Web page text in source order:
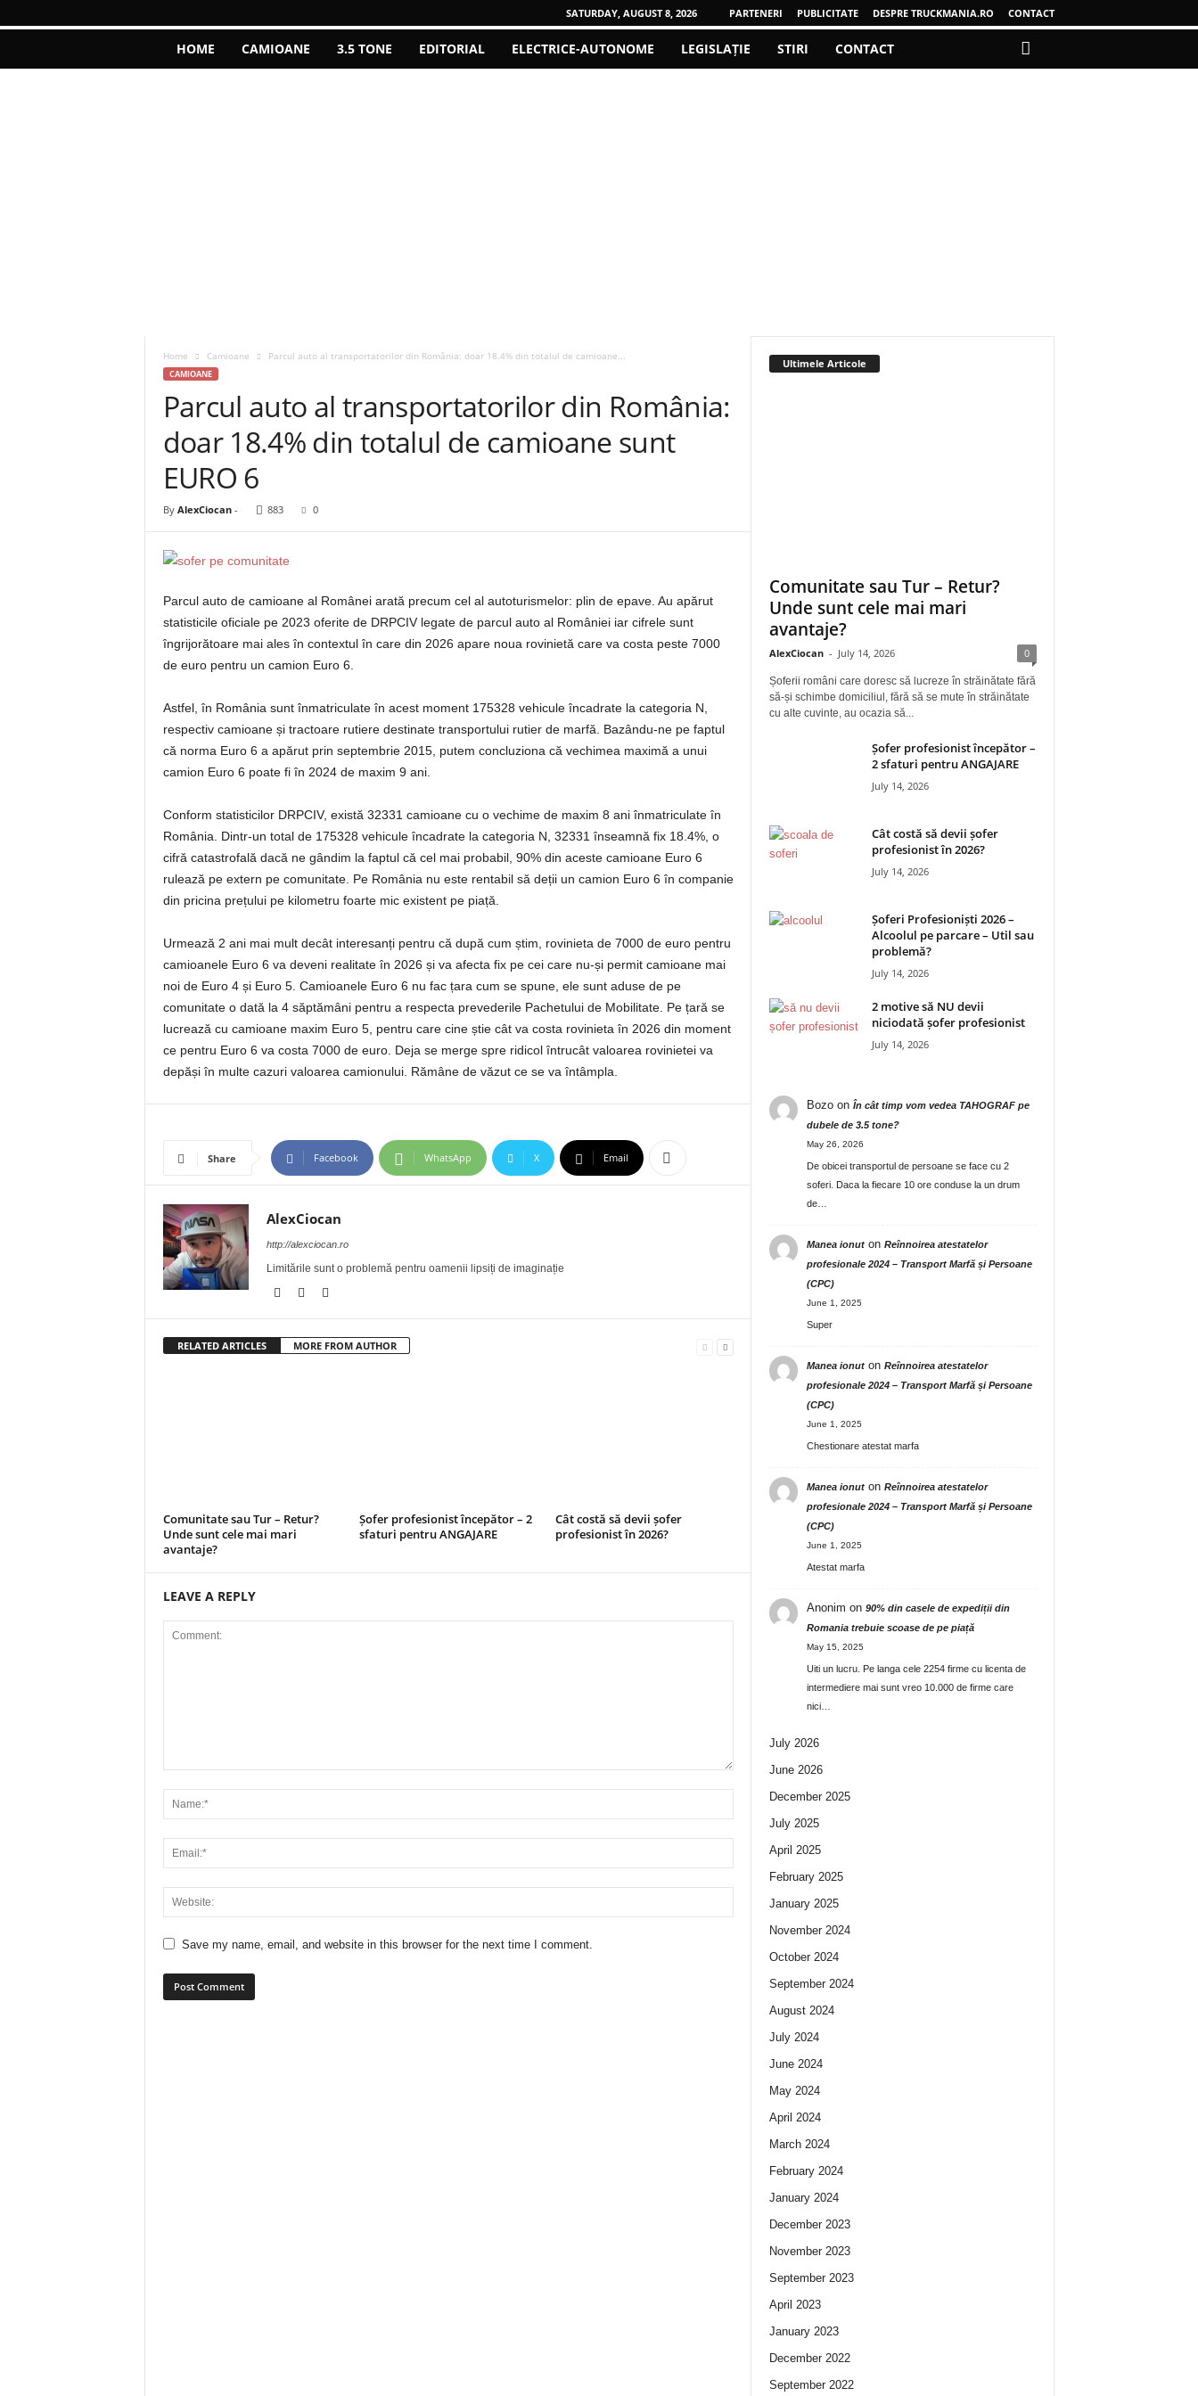
SATURDAY, AUGUST 8, 2026 PARTENERI PUBLICITATE DESPRE TRUCKMANIA.RO CONTACT
HOME CAMIOANE 3.5 TONE EDITORIAL ELECTRICE-AUTONOME LEGISLAȚIE STIRI CONTACT
Home Camioane Parcul auto al transportatorilor din România: doar 18.4% din totalul de camioane...
CAMIOANE
Parcul auto al transportatorilor din România:
doar 18.4% din totalul de camioane sunt
EURO 6
By AlexCiocan- 883 0
Parcul auto de camioane al Românei arată precum cel al autoturismelor: plin de epave. Au apărut
statisticile oficiale pe 2023 oferite de DRPCIV legate de parcul auto al României iar cifrele sunt
îngrijorătoare mai ales în contextul în care din 2026 apare noua rovinietă care va costa peste 7000
de euro pentru un camion Euro 6.
Astfel, în România sunt înmatriculate în acest moment 175328 vehicule încadrate la categoria N,
respectiv camioane și tractoare rutiere destinate transportului rutier de marfă. Bazându-ne pe faptul
că norma Euro 6 a apărut prin septembrie 2015, putem concluziona că vechimea maximă a unui
camion Euro 6 poate fi în 2024 de maxim 9 ani.
Conform statisticilor DRPCIV, există 32331 camioane cu o vechime de maxim 8 ani înmatriculate în
România. Dintr-un total de 175328 vehicule încadrate la categoria N, 32331 înseamnă fix 18.4%, o
cifră catastrofală dacă ne gândim la faptul că cel mai probabil, 90% din aceste camioane Euro 6
rulează pe extern pe comunitate. Pe România nu este rentabil să deții un camion Euro 6 în companie
din pricina prețului pe kilometru foarte mic existent pe piață.
Urmează 2 ani mai mult decât interesanți pentru că după cum știm, rovinieta de 7000 de euro pentru
camioanele Euro 6 va deveni realitate în 2026 și va afecta fix pe cei care nu-și permit camioane mai
noi de Euro 4 și Euro 5. Camioanele Euro 6 nu fac țara cum se spune, ele sunt aduse de pe
comunitate o dată la 4 săptămâni pentru a respecta prevederile Pachetului de Mobilitate. Pe țară se
lucrează cu camioane maxim Euro 5, pentru care cine știe cât va costa rovinieta în 2026 din moment
ce pentru Euro 6 va costa 7000 de euro. Deja se merge spre ridicol întrucât valoarea rovinietei va
depăși în multe cazuri valoarea camionului. Rămâne de văzut ce se va întâmpla.
Share Facebook WhatsApp X Email
AlexCiocan
http://alexciocan.ro
Limitările sunt o problemă pentru oamenii lipsiți de imaginație
RELATED ARTICLES MORE FROM AUTHOR
Comunitate sau Tur – Retur?
Unde sunt cele mai mari
avantaje?
Șofer profesionist începător – 2
sfaturi pentru ANGAJARE
Cât costă să devii șofer
profesionist în 2026?
LEAVE A REPLY
Save my name, email, and website in this browser for the next time I comment.
Ultimele Articole
Comunitate sau Tur – Retur?
Unde sunt cele mai mari
avantaje?
AlexCiocan - July 14, 2026 0
Șoferii români care doresc să lucreze în străinătate fără
să-și schimbe domiciliul, fără să se mute în străinătate
cu alte cuvinte, au ocazia să...
Șofer profesionist începător –
2 sfaturi pentru ANGAJARE
July 14, 2026
Cât costă să devii șofer
profesionist în 2026?
July 14, 2026
Șoferi Profesioniști 2026 –
Alcoolul pe parcare – Util sau
problemă?
July 14, 2026
2 motive să NU devii
niciodată șofer profesionist
July 14, 2026
Bozoon În cât timp vom vedea TAHOGRAF pe
dubele de 3.5 tone?
May 26, 2026
De obicei transportul de persoane se face cu 2
soferi. Daca la fiecare 10 ore conduse la un drum
de…
Manea ionuton Reînnoirea atestatelor
profesionale 2024 – Transport Marfă și Persoane
(CPC)
June 1, 2025
Super
Manea ionuton Reînnoirea atestatelor
profesionale 2024 – Transport Marfă și Persoane
(CPC)
June 1, 2025
Chestionare atestat marfa
Manea ionuton Reînnoirea atestatelor
profesionale 2024 – Transport Marfă și Persoane
(CPC)
June 1, 2025
Atestat marfa
Anonim on 90% din casele de expediții din
Romania trebuie scoase de pe piață
May 15, 2025
Uiti un lucru. Pe langa cele 2254 firme cu licenta de
intermediere mai sunt vreo 10.000 de firme care
nici…
July 2026
June 2026
December 2025
July 2025
April 2025
February 2025
January 2025
November 2024
October 2024
September 2024
August 2024
July 2024
June 2024
May 2024
April 2024
March 2024
February 2024
January 2024
December 2023
November 2023
September 2023
April 2023
January 2023
December 2022
September 2022